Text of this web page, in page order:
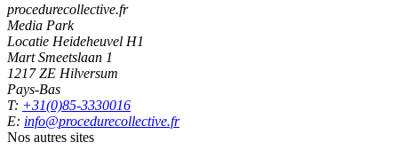
procedurecollective.fr
Media Park
Locatie Heideheuvel H1
Mart Smeetslaan 1
1217 ZE Hilversum
Pays-Bas
T: +31(0)85-3330016
E: info@procedurecollective.fr
Nos autres sites